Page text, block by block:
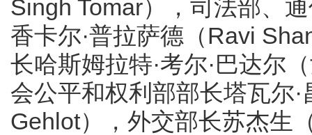
Singh Tomar），司法部、
香卡尔·普拉萨德（Ravi
长哈斯姆拉特·考尔·巴达尔
会公平和权利部部长塔瓦尔
Gehlot），外交部长苏杰生